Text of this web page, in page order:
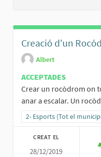
Creació d’un
Albert
ACCEPTADES
Crear un rocòdrom on
anar a escalar. Un
Resultats al filtrar per la
2- Esports (Tot el
CREAT EL
28/12/2019